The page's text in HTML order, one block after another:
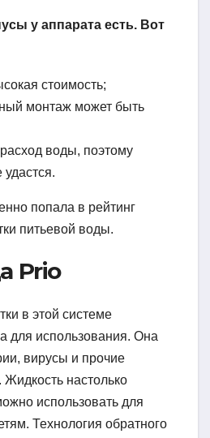
у аппарата есть. Вот
стоимость;
монтаж может быть
воды, поэтому
удастся.
попала в рейтинг
питьевой воды.
Prio
в этой системе
для использования. Она
вирусы и прочие
настолько
использовать для
Технология обратного